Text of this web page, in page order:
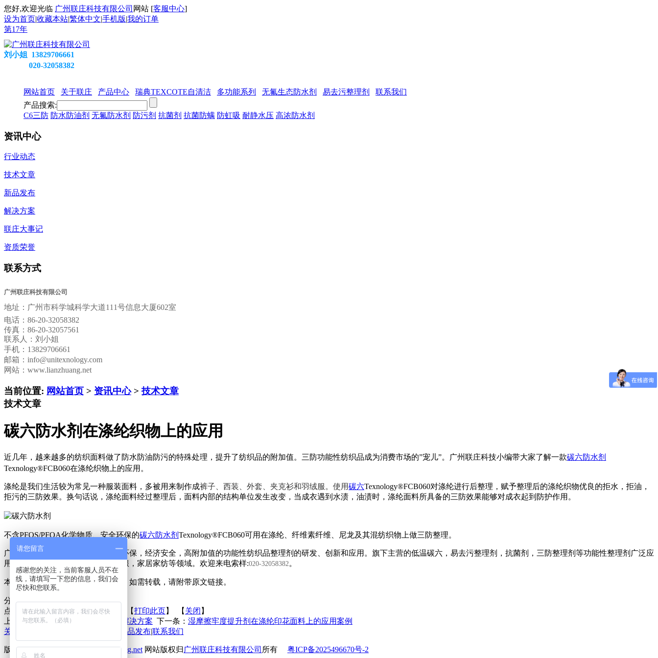
您好,欢迎光临 广州联庄科技有限公司 网站 [客服中心]
设为首页|收藏本站|繁体中文|手机版|我的订单
第17年
刘小姐 13829706661
020-32058382
网站首页 关于联庄 产品中心 瑞典TEXCOTE自清洁 多功能系列 无氟生态防水剂 易去污整理剂
联系我们
产品搜索:
C6三防 防水防油剂 无氟防水剂 防污剂 抗菌剂 抗菌防螨 防虹吸 耐静水压 高浓防水剂
资讯中心
行业动态
技术文章
新品发布
解决方案
联庄大事记
资质荣誉
联系方式
广州联庄科技有限公司
地址： 广州市科学城科学大道111号信息大厦602室
电话： 86-20-32058382
传真： 86-20-32057561
联系人：刘小姐
手机：13829706661
邮箱： info@unitexnology.com
网站：www.lianzhuang.net
当前位置: 网站首页 > 资讯中心>技术文章
技术文章
碳六防水剂在涤纶织物上的应用
近几年，越来越多的纺织面料做了防水防油防污的特殊处理，提升了纺织品的附加值。三防功能性纺织品成为消费市场的”宠儿”。广州联庄科技小编带大家了解一款碳六防水剂
Texnology®FCB060在涤纶织物上的应用。
涤纶是我们生活较为常见一种服装面料，多被用来制作成裤子、 西装、外套、夹克衫和羽绒服。 使用碳六Texnology®FCB060对涤纶进行后整理，赋予整理后的涤纶织物优良的拒水，拒油，
拒污的三防效果。换句话说，涤纶面料经过整理后，面料内部的结构单位发生改变，当成衣遇到水渍，油渍时，涤纶面料所具备的三防效果能够对成衣起到防护作用。
不含PFOS/PFOA化学物质、安全环保的碳六防水剂 Texnology®FCB060可用在涤纶、 纤维素纤维、尼龙及其混纺织物上做三防整理。
广州联庄科技有限公司专注于节能环保，经济安全，高附加值的功能性纺织品整理剂的研发、创新和应用。旗下主营的低温碳六 ，易去污整理剂，抗菌剂，三防整理剂等功能性整理剂广泛应
用于户外运动，医疗卫生，工装制服，家居家纺等领域。欢迎来电索样:020-32058382。
本文来源于广州联庄科技有限公司，如需转载，请附带原文链接。
分享到：
点击次数：更新时间：2021-05-19 【打印此页 】 【 关闭 】
上一条：家纺面料做易去污整理的解决方案 下一条： 湿摩擦牢度提升剂在涤纶印花面料上的应用案例
关于联庄
新品发布联系我们
版权所有 2013©http://www.lianzhuang.net网站版权归 广州联庄科技有限公司 所有 粤ICP备2025496670号-2
请您留言
感谢您的关注，当前客服人员不在
线，请填写一下您的信息，我们会
尽快和您联系。